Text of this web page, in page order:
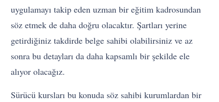
uygulamayı takip eden uzman bir eğitim kadrosundan
söz etmek de daha doğru olacaktır. Şartları yerine
getirdiğiniz takdirde belge sahibi olabilirsiniz ve az
sonra bu detayları da daha kapsamlı bir şekilde ele
alıyor olacağız.
Sürücü kursları bu konuda söz sahibi kurumlardan bir